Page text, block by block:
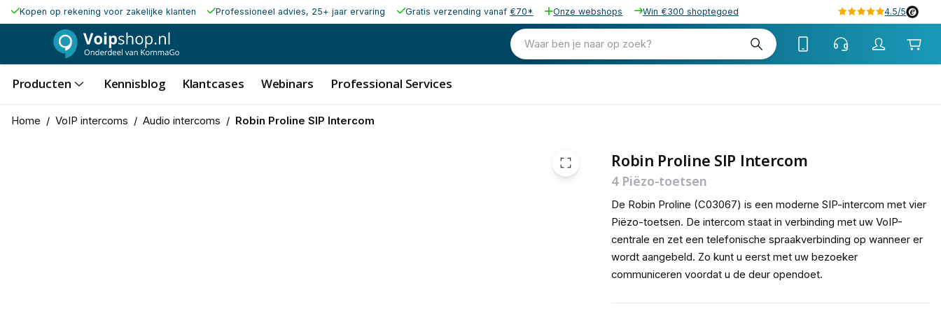
Kopen op rekening voor zakelijke klanten Professioneel advies, 25+ jaar ervaring Gratis verzending vanaf €70* Onze webshops Win €300 shoptegoed 4.5/5
Waar ben je naar op zoek?
Producten Kennisblog Klantcases Webinars Professional Services
Home / VoIP intercoms / Audio intercoms / Robin Proline SIP Intercom
Robin Proline SIP Intercom
4 Piëzo-toetsen
De Robin Proline (C03067) is een moderne SIP-intercom met vier
Piëzo-toetsen. De intercom staat in verbinding met uw VoIP-
centrale en zet een telefonische spraakverbinding op wanneer er
wordt aangebeld. Zo kunt u eerst met uw bezoeker
communiceren voordat u de deur opendoet.
1.176,12 excl. btw
1.423,11 incl. btw